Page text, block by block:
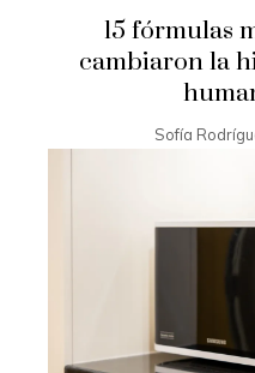
15 fórmulas
cambiaron la
Sofía